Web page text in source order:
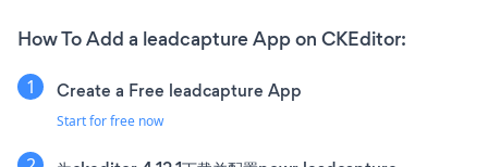
How To Add a leadcapture App on CKEditor:
Create a Free leadcapture App
Start for free now